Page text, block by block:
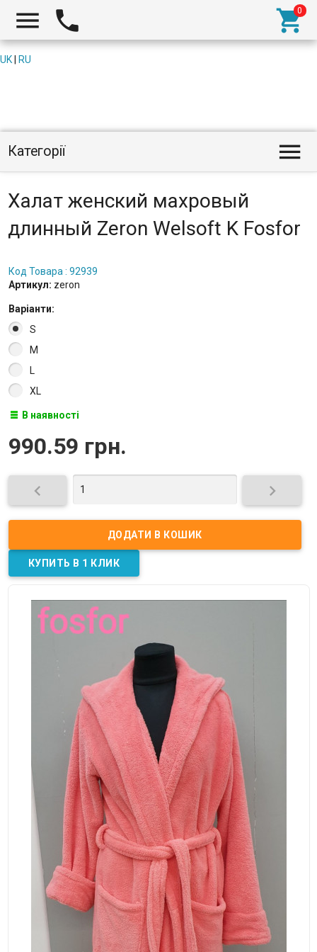
  
UK RU
Категорії 
Халат женcкий махровый
длинный Zeron Welsoft K Fosfor
Код Товара : 92939
Артикул: zeron
Варіанти:
S
M
L
XL
В наявності
990.59 грн.
 